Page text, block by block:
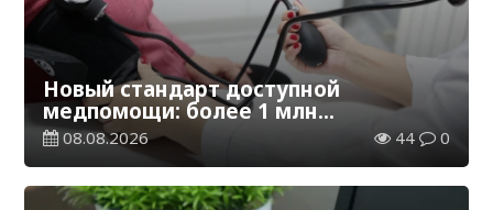
Новый стандарт доступной
медпомощи: более 1 млн
казахстанцев получили
телемедицинские услуги
08.08.2026 44 0